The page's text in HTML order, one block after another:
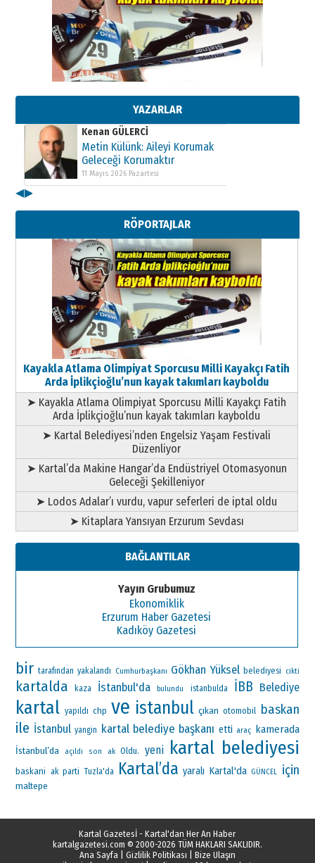
YAZARLAR
Kenan GÜLERCİ
Metin Külünk: Aileyi Korumak
11 Mayıs 2026 Pazartesi
Kenan GÜLERCİ
Metin Külünk: Aileyi Korumak
Geleceği Korumaktır
11 Mayıs 2026 Pazartesi
Metin Külünk: Aileyi Korumak
Geleceği Korumaktır
11 Mayıs 2026 Pazartesi
◀▶
RÖPORTAJLAR
Kayakla Atlama Olimpiyat Sporcusu Milli Kayakçı Fatih
Arda İplikçioğlu’nun kayak takımları kayboldu
➤ Kayakla Atlama Olimpiyat Sporcusu Milli Kayakçı Fatih
Arda İplikçioğlu’nun kayak takımları kayboldu
➤ Kartal Belediyesi’nden Engelsiz Yaşam Festivali
Düzenliyor
➤ Kartal’da Makine Hangar’da Endüstriyel Otomasyonun
Geleceği Şekilleniyor
➤ Lodos Adalar’ı vurdu, vapur seferleri de iptal oldu
➤ Kitaplara Yansıyan Erzurum Sevdası
BAĞLANTILAR
Yayın Grubumuz
Ekonomiklik
Erzurum Haber Gazetesi
Kadıköy Gazetesi
bir tarafından yakalandı Cumhurbaşkanı Gökhan Yüksel belediyesi cikti
kartalda kaza İstanbul'da bulundu istanbulda İBB Belediye
kartal yapıldı chp ve istanbul çıkan otomobil baskan
ile İstanbul yangin kartal belediye başkanı etti araç kamerada
İstanbul’da açıldı son ak Oldu. yeni kartal belediyesi
baskani ak parti Tuzla'da Kartal’da yaralı Kartal'da GÜNCEL için
maltepe
Kartal Gazetesİ - Kartal'dan Her An Haber
kartalgazetesi.com © 2000-2026 TÜM HAKLARI SAKLIDIR.
Ana Sayfa
Gizlilik Politikası
Bize Ulaşın